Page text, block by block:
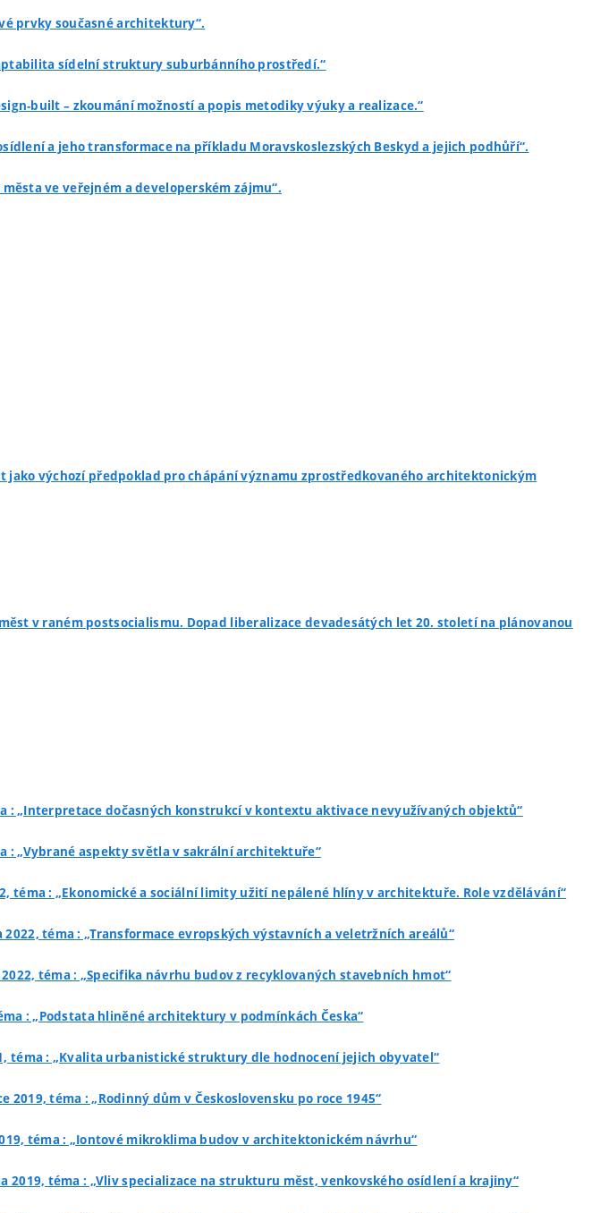
prvky současné architektury“.
sídelní struktury suburbánního prostředí.“
built – zkoumání možností a popis metodiky výuky a realizace.“
a jeho transformace na příkladu Moravskoslezských Beskyd a jejich podhůří“.
ve veřejném a developerském zájmu“.
jako výchozí předpoklad pro chápání významu zprostředkovaného architektonickým
v raném postsocialismu. Dopad liberalizace devadesátých let 20. století na plánovanou
: „Interpretace dočasných konstrukcí v kontextu aktivace nevyužívaných objektů“
: „Vybrané aspekty světla v sakrální architektuře“
téma : „Ekonomické a sociální limity užití nepálené hlíny v architektuře. Role vzdělávání“
téma : „Transformace evropských výstavních a veletržních areálů“
téma : „Specifika návrhu budov z recyklovaných stavebních hmot“
: „Podstata hliněné architektury v podmínkách Česka“
téma : „Kvalita urbanistické struktury dle hodnocení jejich obyvatel“
téma : „Rodinný dům v Československu po roce 1945“
téma : „Iontové mikroklima budov v architektonickém návrhu“
téma : „Vliv specializace na strukturu měst, venkovského osídlení a krajiny“